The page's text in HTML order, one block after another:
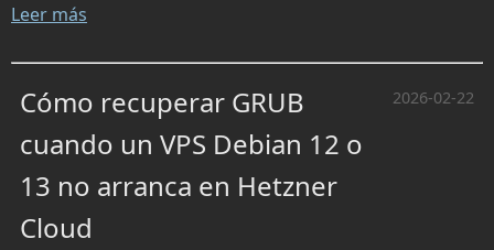
Leer más
Cómo recuperar GRUB
cuando un VPS Debian 12 o
13 no arranca en Hetzner
Cloud
2026-02-22